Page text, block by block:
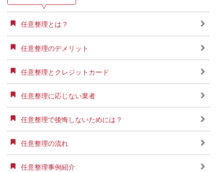
任意整理とは？
任意整理のデメリット
任意整理とクレジットカード
任意整理に応じない業者
任意整理で後悔しないためには？
任意整理の流れ
任意整理事例紹介